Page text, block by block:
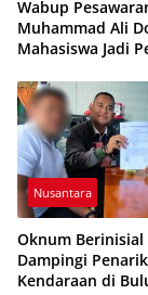
Wabup
Muhammad Ali
Mahasiswa Jadi
Nusantara
Oknum Berinisial
Dampingi
Kendaraan di